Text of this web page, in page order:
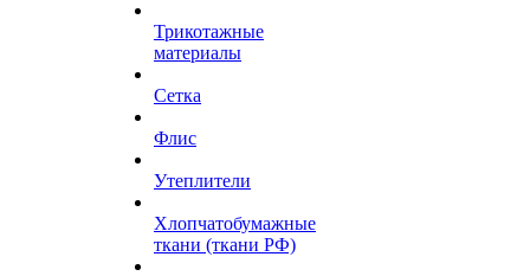
Трикотажные
материалы
Сетка
Флис
Утеплители
Хлопчатобумажные
ткани (ткани РФ)